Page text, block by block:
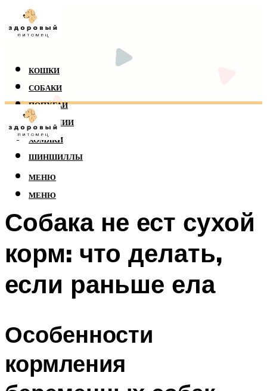
КОШКИ
СОБАКИ
ПОПУГАИ
РЕПТИЛИИ
ХОМЯКИ
ШИНШИЛЛЫ
МЕНЮ
МЕНЮ
Собака не ест сухой
корм: что делать,
если раньше ела
Особенности
кормления